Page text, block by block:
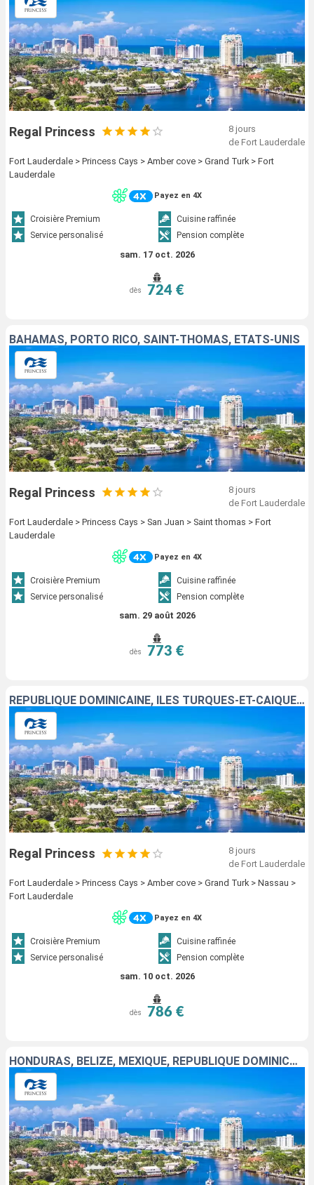
Regal Princess
8 jours
de Fort Lauderdale
Fort Lauderdale > Princess Cays > Amber cove > Grand Turk > Fort
Lauderdale
Payez en 4X
Croisière Premium
Cuisine raffinée
Service personalisé
Pension complète
sam. 17 oct. 2026
dès 724 €
BAHAMAS, PORTO RICO, SAINT-THOMAS, ÉTATS-UNIS
Regal Princess
8 jours
de Fort Lauderdale
Fort Lauderdale > Princess Cays > San Juan > Saint thomas > Fort
Lauderdale
Payez en 4X
Croisière Premium
Cuisine raffinée
Service personalisé
Pension complète
sam. 29 août 2026
dès 773 €
RÉPUBLIQUE DOMINICAINE, ÎLES TURQUES-ET-CAÏQUES, BAHAMAS, ÉTATS-UNIS
Regal Princess
8 jours
de Fort Lauderdale
Fort Lauderdale > Princess Cays > Amber cove > Grand Turk > Nassau >
Fort Lauderdale
Payez en 4X
Croisière Premium
Cuisine raffinée
Service personalisé
Pension complète
sam. 10 oct. 2026
dès 786 €
HONDURAS, BELIZE, MEXIQUE, RÉPUBLIQUE DOMINICAINE, ÎLES TURQUES-ET-CAÏQUES, BAHAMAS, ÉTATS-UNIS